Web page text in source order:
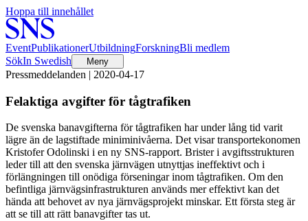
Hoppa till innehållet
EventPublikationerUtbildningForskningBli medlem
SökIn Swedish Meny
Pressmeddelanden | 2020-04-17
Felaktiga avgifter för tågtrafiken
De svenska banavgifterna för tågtrafiken har under lång tid varit
lägre än de lagstiftade miniminivåerna. Det visar transportekonomen
Kristofer Odolinski i en ny SNS-rapport. Brister i avgiftsstrukturen
leder till att den svenska järnvägen utnyttjas ineffektivt och i
förlängningen till onödiga förseningar inom tågtrafiken. Om den
befintliga järnvägsinfrastrukturen används mer effektivt kan det
hända att behovet av nya järnvägsprojekt minskar. Ett första steg är
att se till att rätt banavgifter tas ut.